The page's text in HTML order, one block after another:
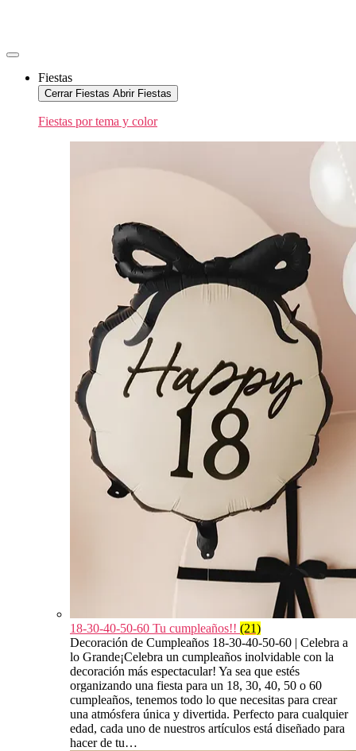
Fiestas
Cerrar Fiestas Abrir Fiestas
Fiestas por tema y color
18-30-40-50-60 Tu cumpleaños!! (21)
Decoración de Cumpleaños 18-30-40-50-60 | Celebra a
lo Grande¡Celebra un cumpleaños inolvidable con la
decoración más espectacular! Ya sea que estés
organizando una fiesta para un 18, 30, 40, 50 o 60
cumpleaños, tenemos todo lo que necesitas para crear
una atmósfera única y divertida. Perfecto para cualquier
edad, cada uno de nuestros artículos está diseñado para
hacer de tu…